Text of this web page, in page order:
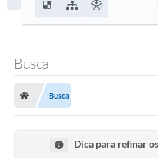
Busca
Busca
Dica para refinar